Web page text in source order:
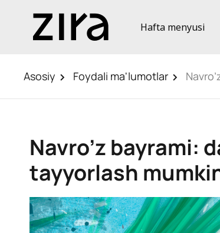
Hafta menyusi
Asosiy Foydali ma'lumotlar
Navro’z bayrami:
tayyorlash